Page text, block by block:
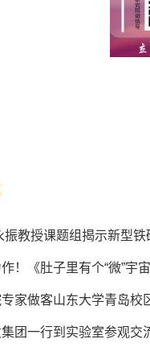
团一行到实验室参观交